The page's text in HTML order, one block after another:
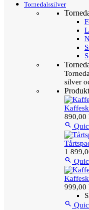
Tornedalssilver
silver
890,00

1

999,00
